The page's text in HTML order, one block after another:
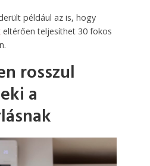
például az is, hogy
eltérően teljesíthet 30 fokos
rosszul
a